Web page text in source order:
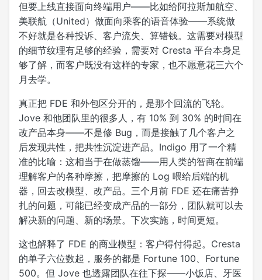
但要上线直接面向终端用户——比如给阿拉斯加航空、
美联航（United）做面向乘客的语音体验——系统做
不好就是各种投诉、客户流失、算错钱。这需要对模型
的细节纹理有足够的经验，需要对 Cresta 平台本身足
够了解，而客户既没有这样的专家，也不愿意花三六个
月去学。
真正把 FDE 和外包区分开的，是那个回流的飞轮。
Jove 和他团队里的很多人，有 10% 到 30% 的时间在
改产品本身——不是修 Bug，而是接触了几个客户之
后发现共性，把共性沉淀进产品。Indigo 用了一个精
准的比喻：这相当于在做蒸馏——用人类的智商在前端
理解客户的各种摩擦，把摩擦的 Log 喂给后端的机
器，回去改模型、改产品。三个月前 FDE 还在痛苦挣
扎的问题，可能已经变成产品的一部分，团队就可以去
解决新的问题、新的场景。下次实施，时间更短。
这也解释了 FDE 的商业模型：客户得付得起。Cresta
的单子六位数起，服务的都是 Fortune 100、Fortune
500。但 Jove 也透露团队在往下探——小饭店、牙医